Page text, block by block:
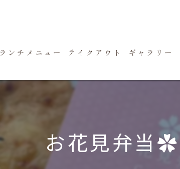
ランチメニュー テイクアウト ギャラリー
お花見弁当✿